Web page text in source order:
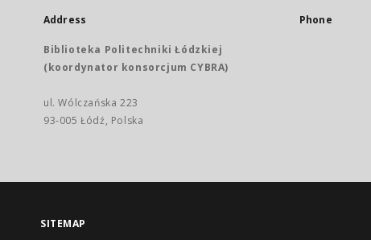
Address
Biblioteka Politechniki Łódzkiej
(koordynator konsorcjum CYBRA)
ul. Wólczańska 223
93-005 Łódź, Polska
Phone
SITEMAP